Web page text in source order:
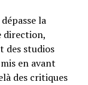
la
direction,
des studios
en avant
des critiques